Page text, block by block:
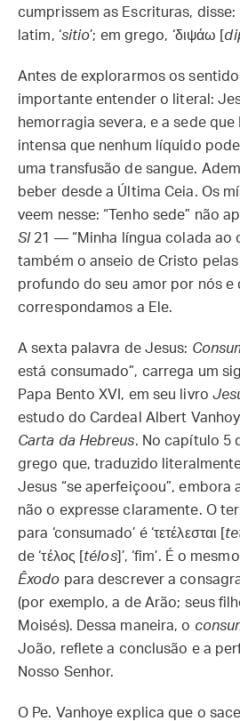
cumprissem as Escrituras, disse:
latim, ‘sitio’; em grego, ‘διψάω [
Antes de explorarmos os
importante entender o literal:
hemorragia severa, e a sede que
intensa que nenhum líquido
uma transfusão de sangue.
beber desde a Última Ceia. Os
veem nesse: “Tenho sede” não
Sl 21 — “Minha língua colada ao
também o anseio de Cristo
profundo do seu amor por nós e
correspondamos a Ele.
A sexta palavra de Jesus:
está consumado”, carrega um
Papa Bento XVI, em seu livro
estudo do Cardeal Albert
Carta da Hebreus. No capítulo 5
grego que, traduzido
Jesus “se aperfeiçoou”, embora
não o expresse claramente. O
para ‘consumado’ é ‘τετέλεσται [
de ‘τέλος [ télos]’, ‘fim’. É o
Êxodo para descrever a
(por exemplo, a de Arão; seus
Moisés). Dessa maneira, o
João, reflete a conclusão e a
Nosso Senhor.
O Pe. Vanhoye explica que o